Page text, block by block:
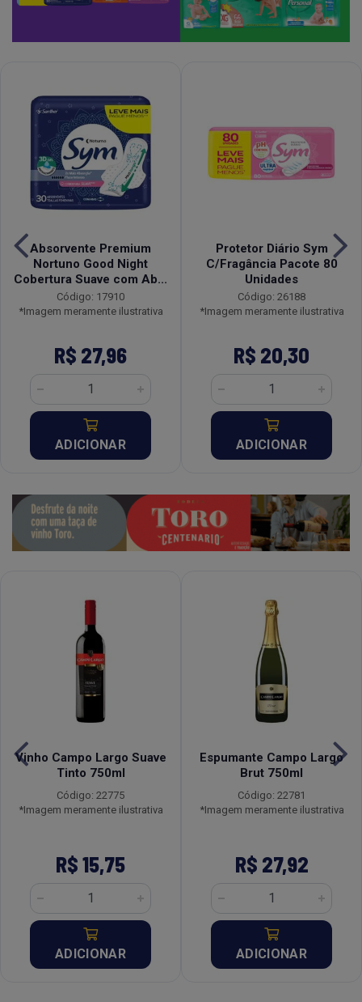
Absorvente Premium
Nortuno Good Night
Cobertura Suave com Ab...
Código: 17910
*Imagem meramente ilustrativa
R$ 27,96
ADICIONAR
Protetor Diário Sym
C/Fragância Pacote 80
Unidades
Código: 26188
*Imagem meramente ilustrativa
R$ 20,30
ADICIONAR
Vinho Campo Largo Suave
Tinto 750ml
Código: 22775
*Imagem meramente ilustrativa
R$ 15,75
ADICIONAR
Espumante Campo Largo
Brut 750ml
Código: 22781
*Imagem meramente ilustrativa
R$ 27,92
ADICIONAR